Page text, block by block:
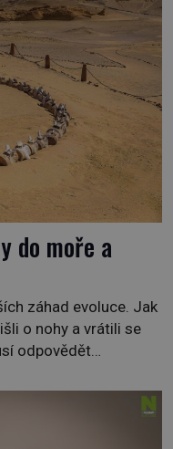
do moře a
záhad evoluce. Jak
o nohy a vrátili se
odpovědět
na televizní